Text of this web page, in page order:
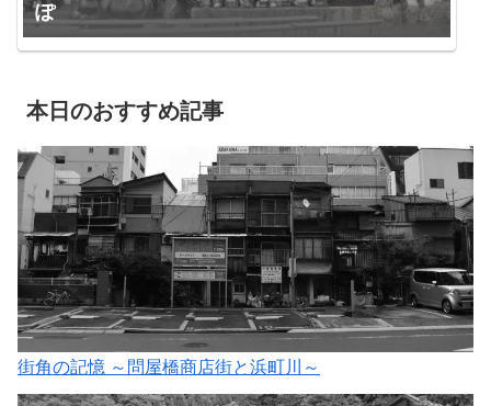
ぽ
本日のおすすめ記事
街角の記憶 ～問屋橋商店街と浜町川～